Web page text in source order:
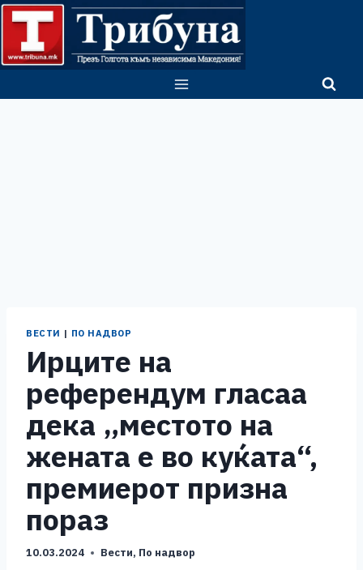
Skip
content
ВЕСТИ | ПО НАДВОР
Ирците на
референдум гласаа
дека „местото на
жената е во куќата“,
премиерот призна
пораз
10.03.2024 Вести, По надвор